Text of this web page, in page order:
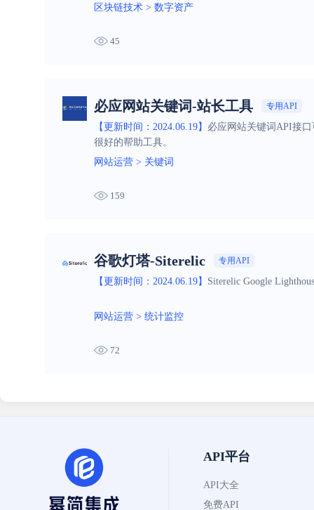
区块链技术 > 数字资产
45
必应网站关键词-站长工具 专用API
【更新时间：2024.06.19】 必应网站关键词API接
很好的帮助工具。
网站运营 > 关键词
159
谷歌灯塔-Siterelic 专用API
【更新时间：2024.06.19】 Siterelic Google
网站运营 > 统计监控
72
API平台
API大全
免费API